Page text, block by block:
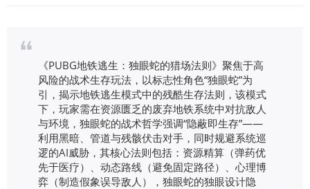
《PUBG地铁逃生：独眼蛇的猎场法则》聚焦于高
风险的战术生存玩法，以标志性角色“独眼蛇”为
引，揭示地铁逃生模式中的残酷生存法则，该模式
下，玩家需在资源匮乏的废弃地铁系统中对抗敌人
与环境，独眼蛇的战术哲学强调“隐蔽即生存”——
利用黑暗、管道与残骸伏击对手，同时规避系统巡
逻的AI威胁，其核心法则包括：资源精算（弹药优
先于医疗）、动态路线（避免固定路径）、心理博
弈（制造假象误导敌人），独眼蛇的独眼设计隐